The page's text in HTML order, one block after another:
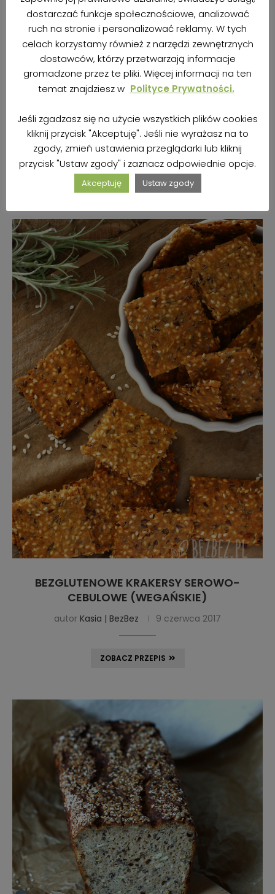
JAGLANEJ
autorKasia | BezBez 7 listopada 2017
ZOBACZ PRZEPIS
BEZGLUTENOWE KRAKERSY SEROWO-
CEBULOWE (WEGAŃSKIE)
autor Kasia | BezBez 9 czerwca 2017
ZOBACZ PRZEPIS
dostarczać funkcje społecznościowe, analizować
ruch na stronie i personalizować reklamy. W tych
celach korzystamy również z narzędzi zewnętrznych
dostawców, którzy przetwarzają informacje
gromadzone przez te pliki. Więcej informacji na ten
temat znajdziesz w Polityce Prywatności.
Jeśli zgadzasz się na użycie wszystkich plików cookies
kliknij przycisk "Akceptuję". Jeśli nie wyrażasz na to
zgody, zmień ustawienia przeglądarki lub kliknij
przycisk "Ustaw zgody" i zaznacz odpowiednie opcje.
Akceptuję Ustaw zgody